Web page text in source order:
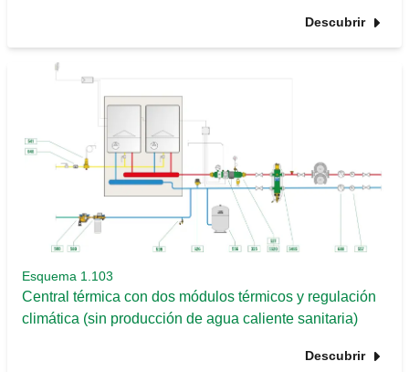
Descubrir
Esquema 1.103
Central térmica con dos módulos térmicos y regulación
climática (sin producción de agua caliente sanitaria)
Descubrir